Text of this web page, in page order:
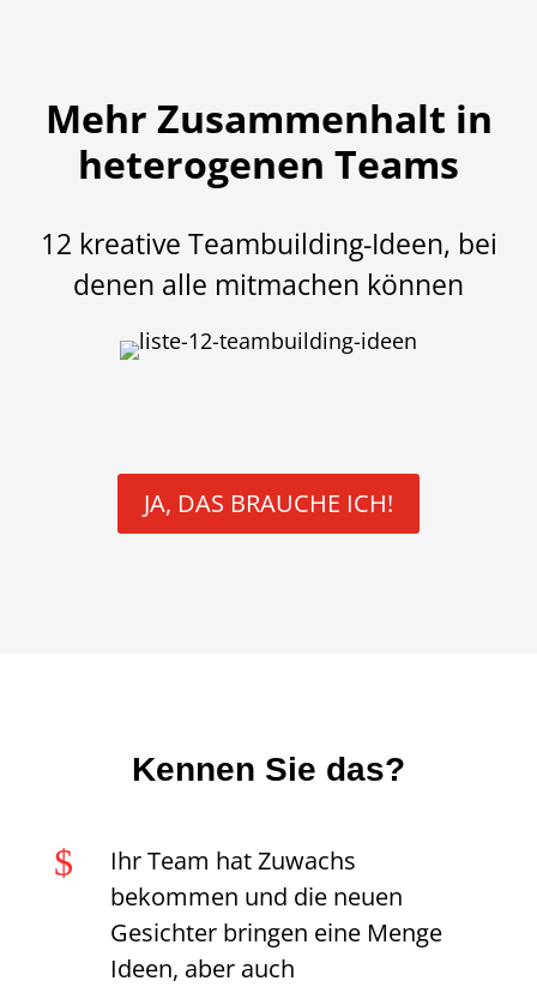
Mehr Zusammenhalt in
heterogenen Teams
12 kreative Teambuilding-Ideen, bei
denen alle mitmachen können
JA, DAS BRAUCHE ICH!
Kennen Sie das?
$
Ihr Team hat Zuwachs
bekommen und die neuen
Gesichter bringen eine Menge
Ideen, aber auch